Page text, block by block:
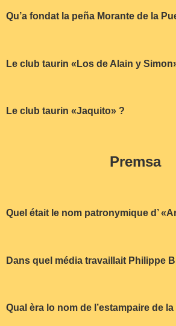
Qu’a fondat la peña Morante de la
Le club taurin «Los de Alain y
Le club taurin «Jaquito» ?
Premsa
Quel était le nom patronymique d’
Dans quel média travaillait Philippe
Qual èra lo nom de l’estampaire de